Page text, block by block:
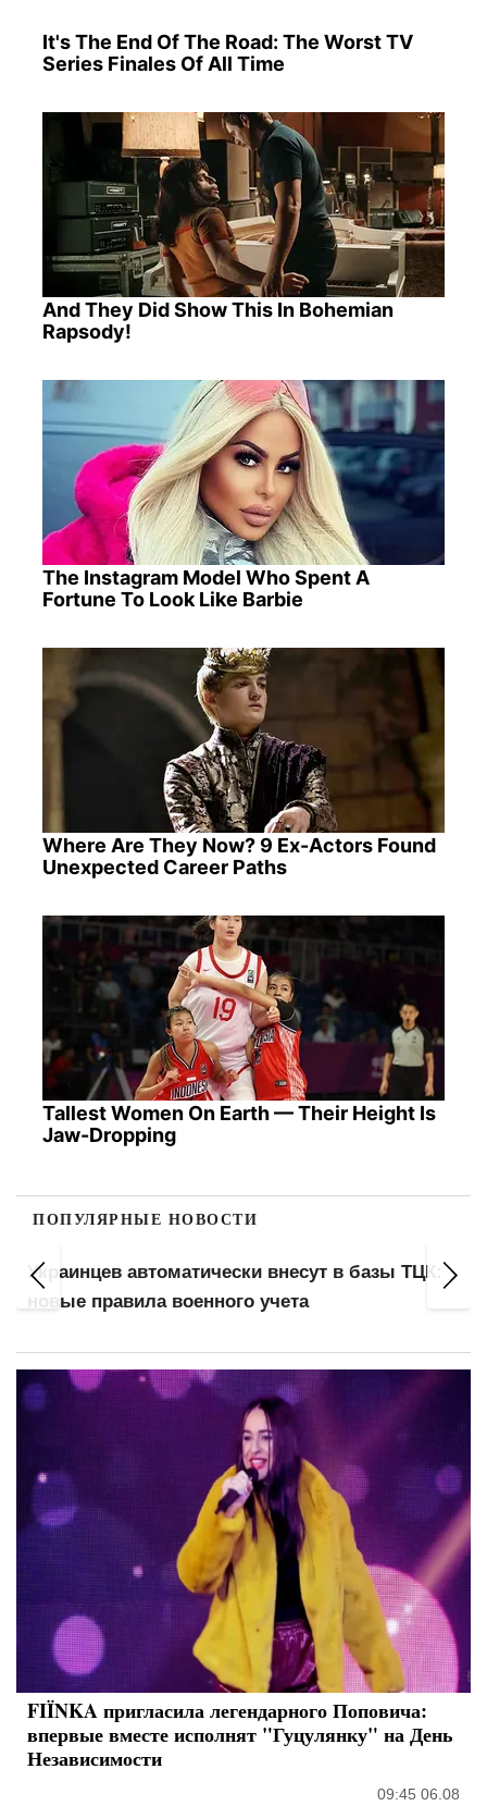
It's The End Of The Road: The Worst TV
Series Finales Of All Time
And They Did Show This In Bohemian
Rapsody!
The Instagram Model Who Spent A
Fortune To Look Like Barbie
Where Are They Now? 9 Ex-Actors Found
Unexpected Career Paths
Tallest Women On Earth — Their Height Is
Jaw-Dropping
ПОПУЛЯРНЫЕ НОВОСТИ
Минимальная пенсия 6000 грн, базовая
выплата 3000: кого коснется реформа
FIÏNKA пригласила легендарного Поповича:
впервые вместе исполнят "Гуцулянку" на День
Независимости
09:45 06.08